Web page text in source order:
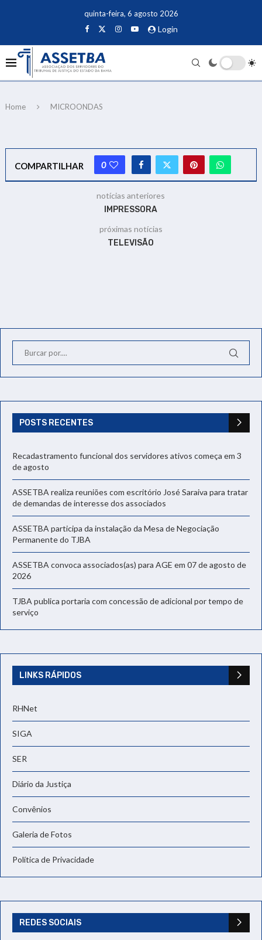
quinta-feira, 6 agosto 2026
Login
Home MICROONDAS
COMPARTILHAR 0
notícias anteriores
IMPRESSORA
próximas notícias
TELEVISÃO
POSTS RECENTES
Recadastramento funcional dos servidores ativos começa em 3
de agosto
ASSETBA realiza reuniões com escritório José Saraiva para tratar
de demandas de interesse dos associados
ASSETBA participa da instalação da Mesa de Negociação
Permanente do TJBA
ASSETBA convoca associados(as) para AGE em 07 de agosto de
2026
TJBA publica portaria com concessão de adicional por tempo de
serviço
LINKS RÁPIDOS
RHNet
SIGA
SER
Diário da Justiça
Convênios
Galeria de Fotos
Política de Privacidade
REDES SOCIAIS